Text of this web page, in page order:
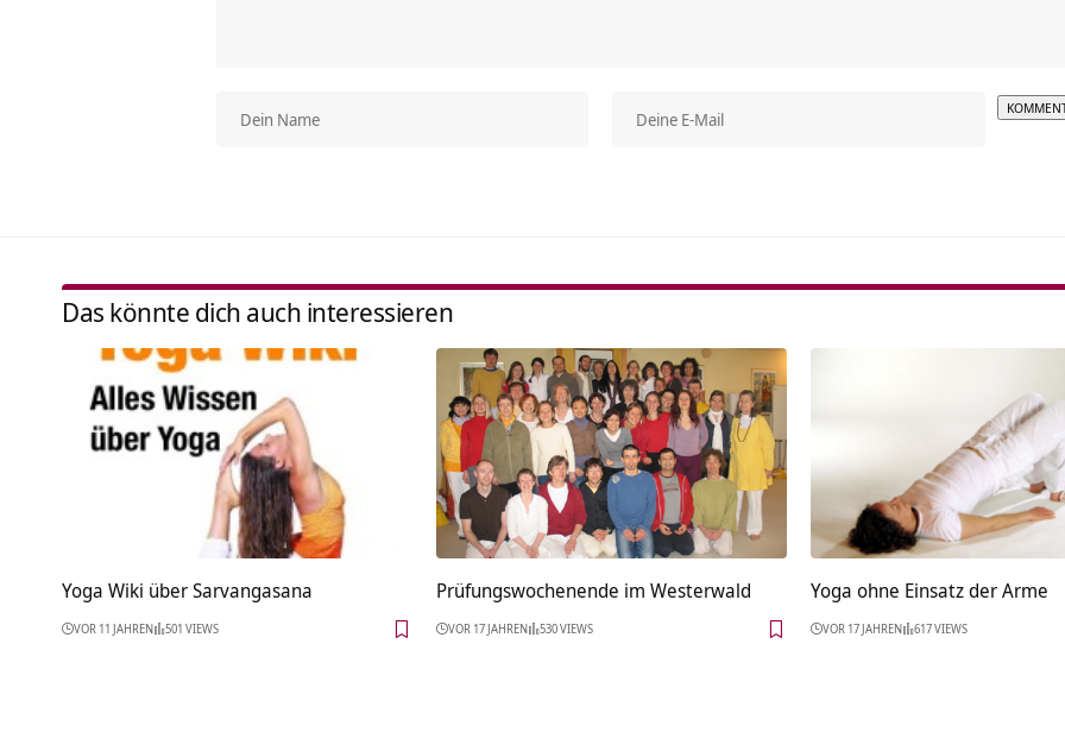
Das könnte dich auch interessieren
Yoga Wiki über Sarvangasana
VOR 11 JAHREN 501 VIEWS
Prüfungswochenende im Westerwald
VOR 17 JAHREN 530 VIEWS
Yoga ohne Einsatz der Arme
VOR 17 JAHREN 617 VIEWS